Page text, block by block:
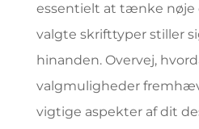
essentielt at tænke nøje
valgte skrifttyper stiller
hinanden. Overvej,
valgmuligheder
vigtige aspekter af dit